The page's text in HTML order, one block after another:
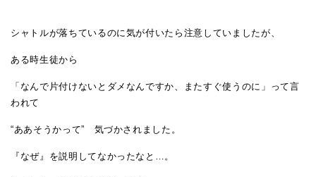
シャトルが落ちているのに気が付いたら注意していましたが、
ある時生徒から
「なんで片付けないとダメなんですか、またすぐ使うのに」って言
われて
“ああそうかって” 気づかされました。
『なぜ』を説明してなかったなと…。